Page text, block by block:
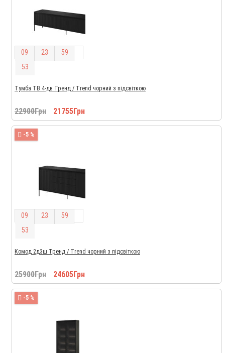
09 23 59
52
Тумба ТВ 4-дв Тренд / Trend чорний з підсвіткою
22900Грн 21755Грн
-5 %
09 23 59
52
Комод 2д3ш Тренд / Trend чорний з підсвіткою
25900Грн 24605Грн
-5 %